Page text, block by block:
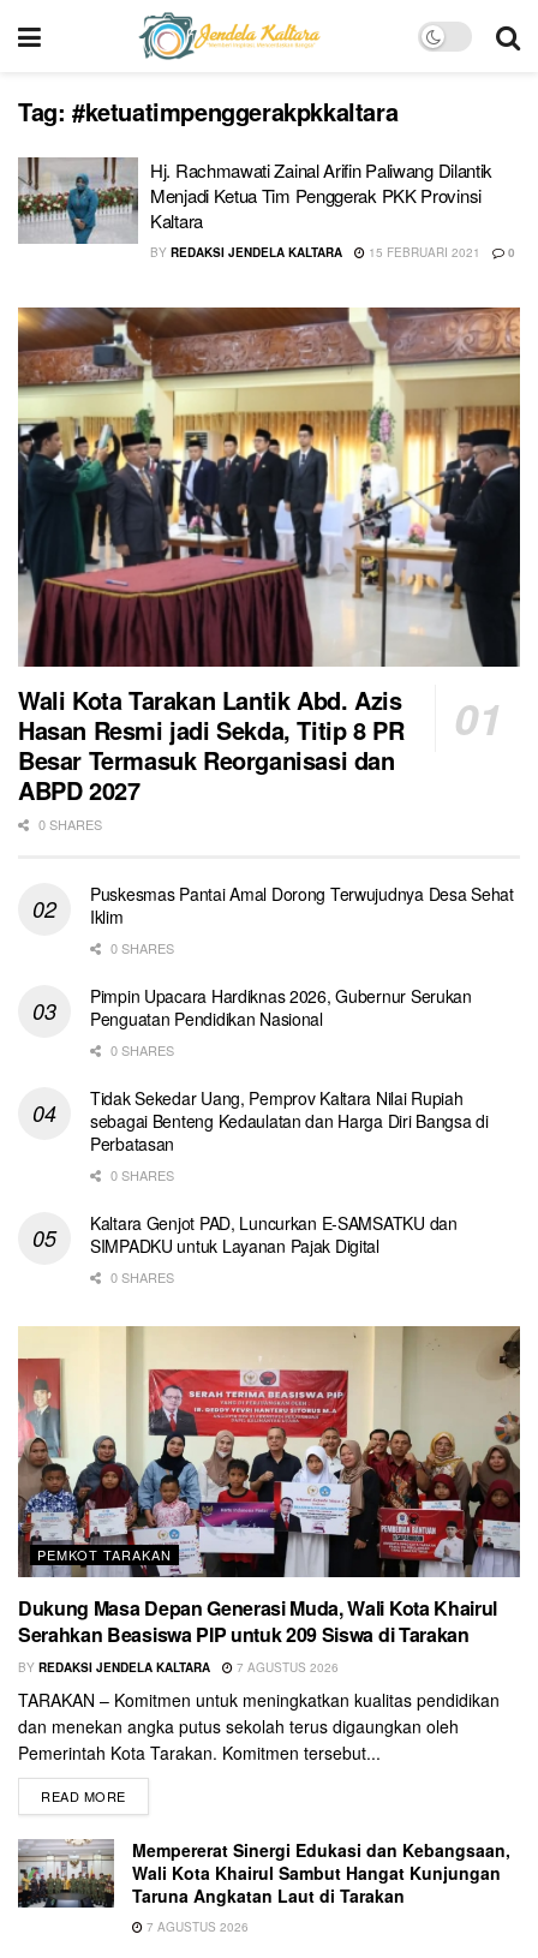
Tag: #ketuatimpenggerakpkkaltara
Hj. Rachmawati Zainal Arifin Paliwang Dilantik
Menjadi Ketua Tim Penggerak PKK Provinsi
Kaltara
BY REDAKSI JENDELA KALTARA 15 FEBRUARI 2021 0
Wali Kota Tarakan Lantik Abd. Azis
Hasan Resmi jadi Sekda, Titip 8 PR
Besar Termasuk Reorganisasi dan
ABPD 2027
0 SHARES
Puskesmas Pantai Amal Dorong Terwujudnya Desa Sehat
Iklim
0 SHARES
Pimpin Upacara Hardiknas 2026, Gubernur Serukan
Penguatan Pendidikan Nasional
0 SHARES
Tidak Sekedar Uang, Pemprov Kaltara Nilai Rupiah
sebagai Benteng Kedaulatan dan Harga Diri Bangsa di
Perbatasan
0 SHARES
Kaltara Genjot PAD, Luncurkan E-SAMSATKU dan
SIMPADKU untuk Layanan Pajak Digital
0 SHARES
PEMKOT TARAKAN
Dukung Masa Depan Generasi Muda, Wali Kota Khairul
Serahkan Beasiswa PIP untuk 209 Siswa di Tarakan
BY REDAKSI JENDELA KALTARA 7 AGUSTUS 2026
TARAKAN – Komitmen untuk meningkatkan kualitas pendidikan
dan menekan angka putus sekolah terus digaungkan oleh
Pemerintah Kota Tarakan. Komitmen tersebut...
READ MORE
Mempererat Sinergi Edukasi dan Kebangsaan,
Wali Kota Khairul Sambut Hangat Kunjungan
Taruna Angkatan Laut di Tarakan
7 AGUSTUS 2026